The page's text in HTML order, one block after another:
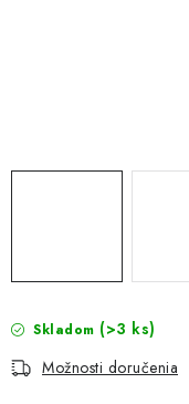
Skladom (>3 ks)
Možnosti doručenia